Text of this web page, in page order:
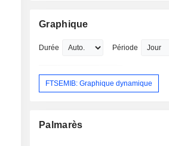
Graphique
Durée Période
FTSEMIB: Graphique dynamique
Palmarès